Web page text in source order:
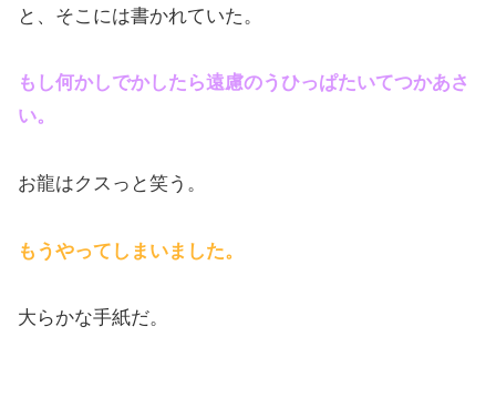
と、そこには書かれていた。
もし何かしでかしたら遠慮のうひっぱたいてつかあさ
い。
お龍はクスっと笑う。
もうやってしまいました。
大らかな手紙だ。